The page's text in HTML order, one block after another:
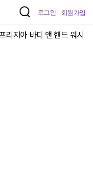
로그인 회원가입